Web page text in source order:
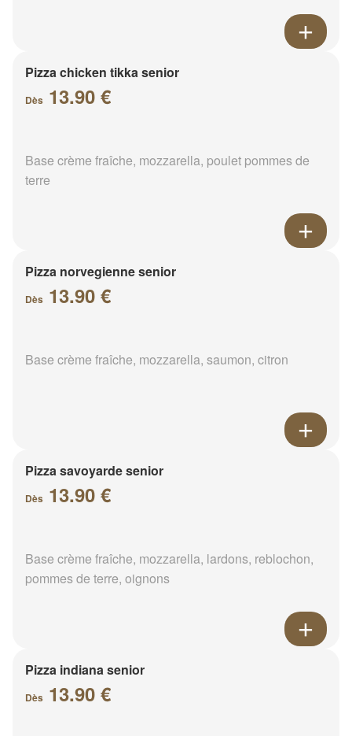
Pizza chicken tikka senior
Dès 13.90 €
Base crème fraîche, mozzarella, poulet pommes de
terre
Pizza norvegienne senior
Dès 13.90 €
Base crème fraîche, mozzarella, saumon, citron
Pizza savoyarde senior
Dès 13.90 €
Base crème fraîche, mozzarella, lardons, reblochon,
pommes de terre, oignons
Pizza indiana senior
Dès 13.90 €